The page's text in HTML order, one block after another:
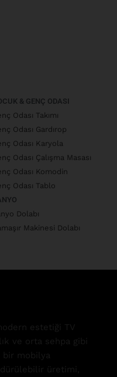
& GENÇ ODASI
Odası Takımı
Odası Gardırop
Odası Karyola
Odası Çalışma Masası
Odası Komodin
Odası Tablo
Dolabı
Makinesi Dolabı
estetiği TV
ve orta sehpa gibi
mobilya
üretimi,